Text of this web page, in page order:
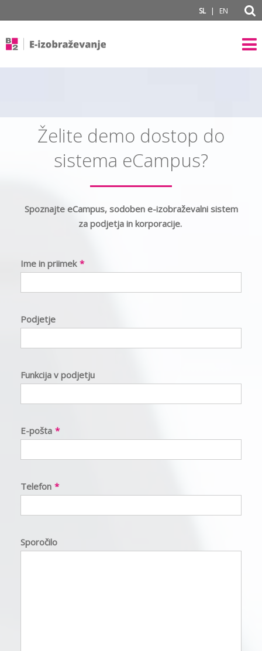
SL | EN
Želite demo dostop do
sistema eCampus?
Spoznajte eCampus, sodoben e-izobraževalni sistem
za podjetja in korporacije.
Ime in priimek *
Podjetje
Funkcija v podjetju
E-pošta *
Telefon *
Sporočilo